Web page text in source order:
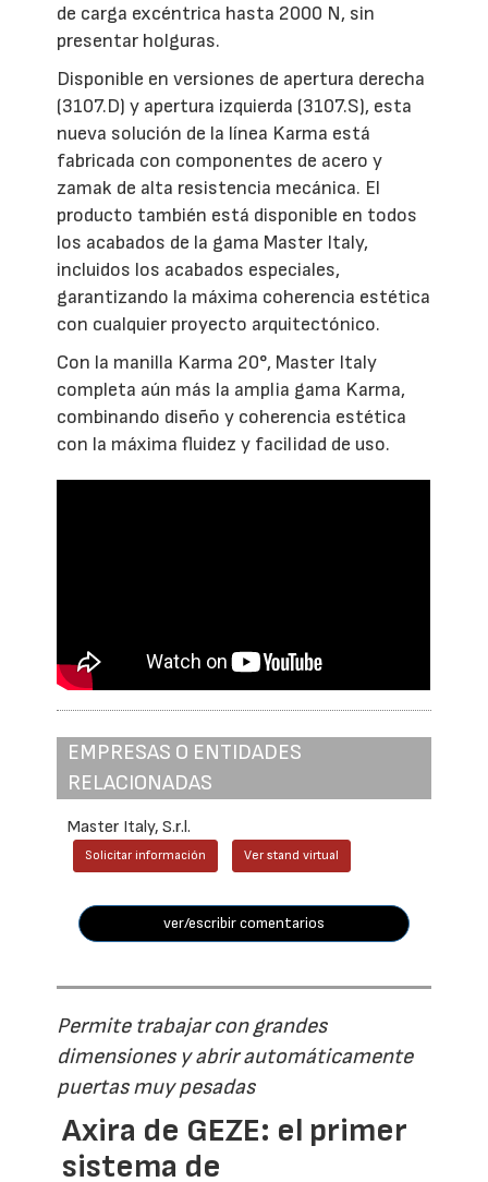
de carga excéntrica hasta 2000 N, sin
presentar holguras.
Disponible en versiones de apertura derecha
(3107.D) y apertura izquierda (3107.S), esta
nueva solución de la línea Karma está
fabricada con componentes de acero y
zamak de alta resistencia mecánica. El
producto también está disponible en todos
los acabados de la gama Master Italy,
incluidos los acabados especiales,
garantizando la máxima coherencia estética
con cualquier proyecto arquitectónico.
Con la manilla Karma 20°, Master Italy
completa aún más la amplia gama Karma,
combinando diseño y coherencia estética
con la máxima fluidez y facilidad de uso.
EMPRESAS O ENTIDADES
RELACIONADAS
Master Italy, S.r.l.
Solicitar información Ver stand virtual
ver/escribir comentarios
Permite trabajar con grandes
dimensiones y abrir automáticamente
puertas muy pesadas
Axira de GEZE: el primer
sistema de